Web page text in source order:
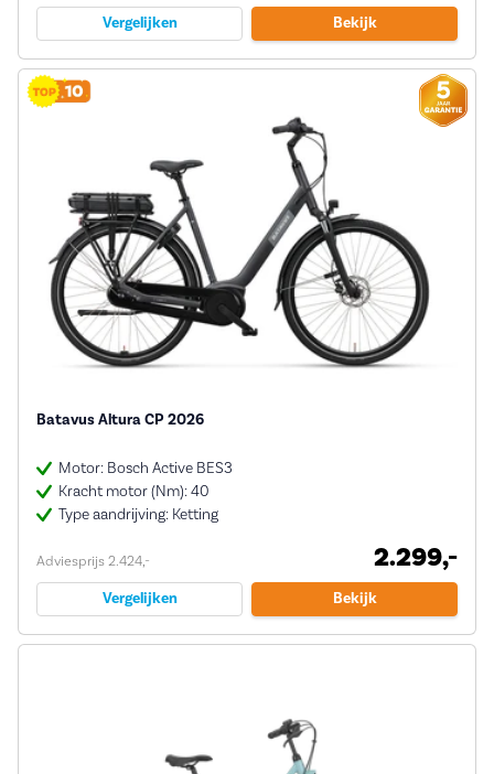
Vergelijken Bekijk
Batavus Altura CP 2026
Motor: Bosch Active BES3
Kracht motor (Nm): 40
Type aandrijving: Ketting
Adviesprijs 2.424,- 2.299,-
Vergelijken Bekijk